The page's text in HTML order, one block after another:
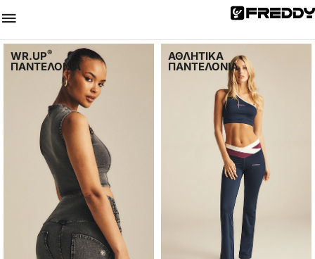
WR.UP®
ΠΑΝΤΕΛΟΝΙΑ
ΑΘΛΗΤΙΚΑ
ΠΑΝΤΕΛΟΝΙΑ